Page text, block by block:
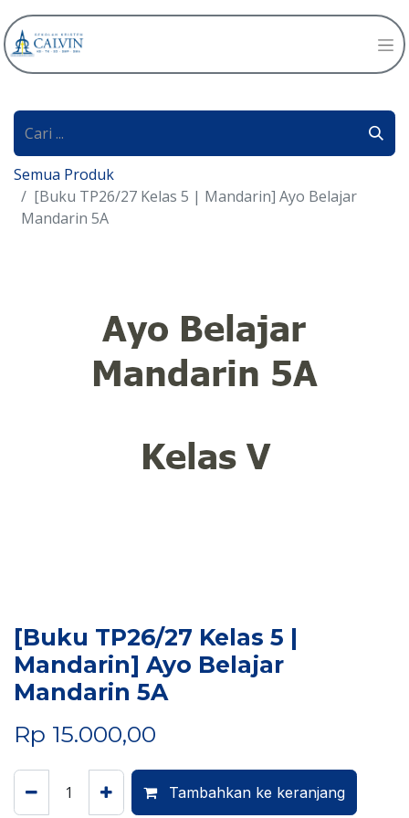
Semua Produk
[Buku TP26/27 Kelas 5 | Mandarin] Ayo Belajar
Mandarin 5A
[Buku TP26/27 Kelas 5 |
Mandarin] Ayo Belajar
Mandarin 5A
Rp 15.000,00
Tambahkan ke keranjang